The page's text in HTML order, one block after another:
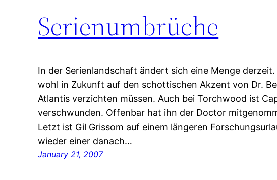
Serienumbrüche
In der Serienlandschaft ändert sich eine Menge
wohl in Zukunft auf den schottischen Akzent von Dr.
Atlantis verzichten müssen. Auch bei Torchwood ist
verschwunden. Offenbar hat ihn der Doctor
Letzt ist Gil Grissom auf einem längeren
wieder einer danach…
January 21, 2007